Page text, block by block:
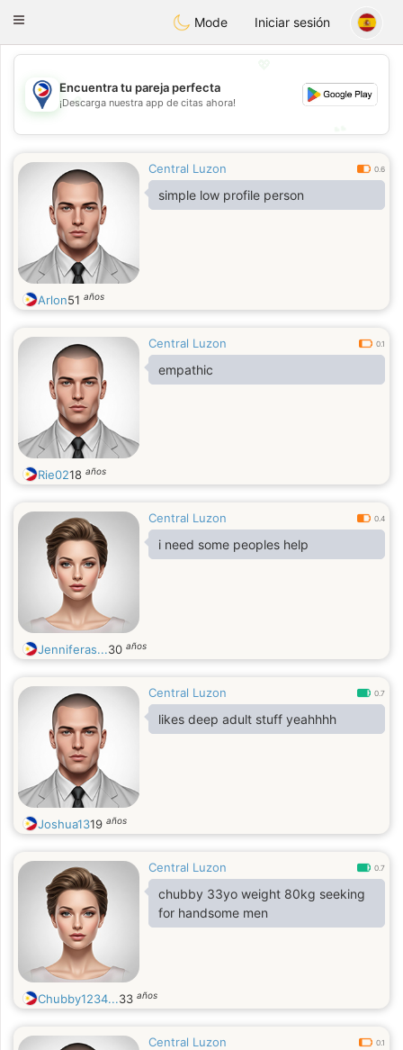
Philippines Chat
Toggle
Mode Iniciar sesión
💖
💕
Encuentra tu pareja perfecta
¡Descarga nuestra app de citas ahora!
Central Luzon 0.6
simple low profile person
Arlon51 años
Central Luzon 0.1
empathic
Rie0218 años
Central Luzon 0.4
i need some peoples help
Jenniferas...30 años
Central Luzon 0.7
likes deep adult stuff yeahhhh
Joshua1319 años
Central Luzon 0.7
chubby 33yo weight 80kg seeking
for handsome men
Chubby1234...33 años
Central Luzon 0.1